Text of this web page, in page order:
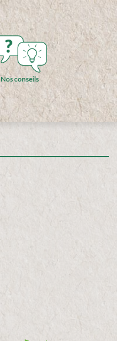
?
Nos conseils